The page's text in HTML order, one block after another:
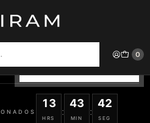
0
VER OFERTAS
13
HRS
:
43
MIN
:
42
SEG